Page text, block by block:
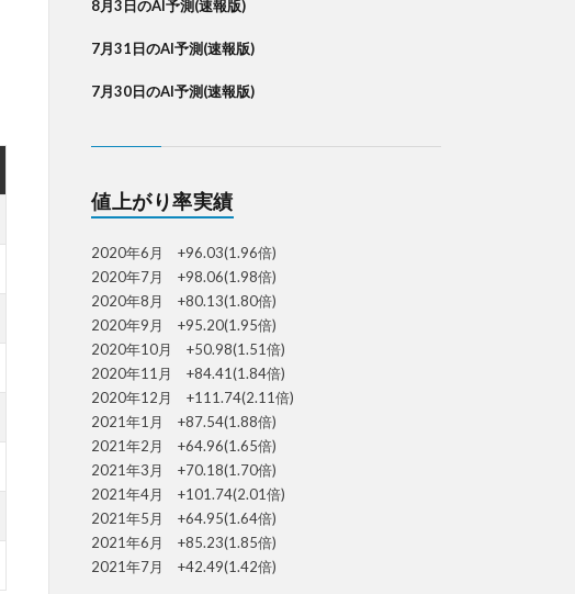
8月3日のAI予測(速報版)
7月31日のAI予測(速報版)
7月30日のAI予測(速報版)
値上がり率実績
2020年6月 +96.03(1.96倍)
2020年7月 +98.06(1.98倍)
2020年8月 +80.13(1.80倍)
2020年9月 +95.20(1.95倍)
2020年10月 +50.98(1.51倍)
2020年11月 +84.41(1.84倍)
2020年12月 +111.74(2.11倍)
2021年1月 +87.54(1.88倍)
2021年2月 +64.96(1.65倍)
2021年3月 +70.18(1.70倍)
2021年4月 +101.74(2.01倍)
2021年5月 +64.95(1.64倍)
2021年6月 +85.23(1.85倍)
2021年7月 +42.49(1.42倍)